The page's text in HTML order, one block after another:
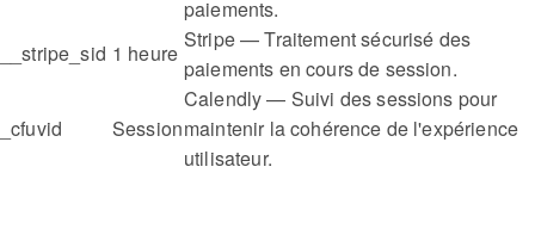
paiements.
__stripe_sid 1 heure
Stripe — Traitement sécurisé des
paiements en cours de session.
_cfuvid Session
Calendly — Suivi des sessions pour
maintenir la cohérence de l'expérience
utilisateur.